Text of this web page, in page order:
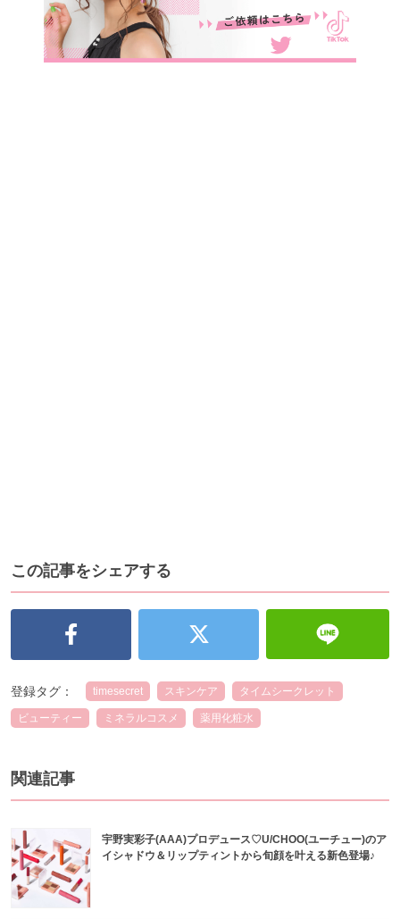
この記事をシェアする
登録タグ： timesecret スキンケア タイムシークレット
ビューティー ミネラルコスメ 薬用化粧水
関連記事
宇野実彩子(AAA)プロデュース♡U/CHOO(ユーチュー)のア
イシャドウ＆リップティントから旬顔を叶える新色登場♪